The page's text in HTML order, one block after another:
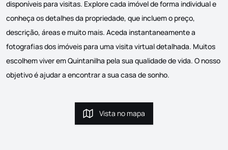
disponíveis para visitas. Explore cada imóvel de forma individual e
conheça os detalhes da propriedade, que incluem o preço,
descrição, áreas e muito mais. Aceda instantaneamente a
fotografias dos imóveis para uma visita virtual detalhada. Muitos
escolhem viver em Quintanilha pela sua qualidade de vida. O nosso
objetivo é ajudar a encontrar a sua casa de sonho.
Vista no mapa
Vista no mapa